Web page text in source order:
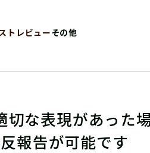
トレビューその他
切な表現があった
報告が可能です